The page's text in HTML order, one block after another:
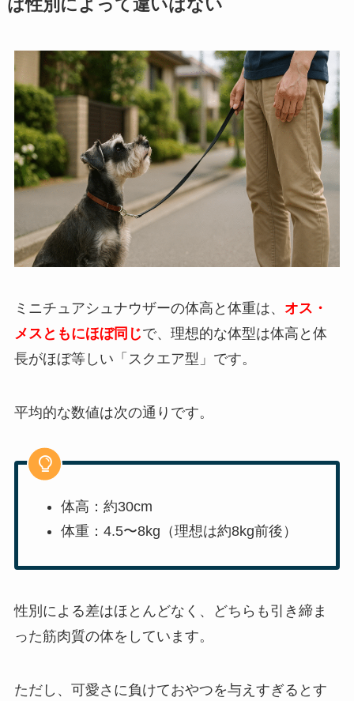
は性別によって違いはない
ミニチュアシュナウザーの体高と体重は、 オス・
メスともにほぼ同じで、理想的な体型は体高と体
長がほぼ等しい「スクエア型」です。
平均的な数値は次の通りです。
体高：約30cm
体重：4.5〜8kg（理想は約8kg前後）
性別による差はほとんどなく、どちらも引き締ま
った筋肉質の体をしています。
ただし、可愛さに負けておやつを与えすぎるとす